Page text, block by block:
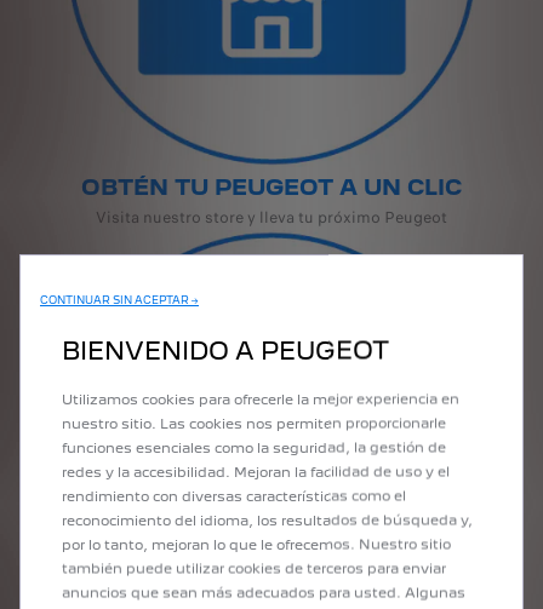
OBTÉN TU PEUGEOT A UN CLIC
Visita nuestro store y lleva tu próximo Peugeot
CONTINUAR SIN ACEPTAR →
BIENVENIDO A PEUGEOT
Utilizamos cookies para ofrecerle la mejor experiencia en
nuestro sitio. Las cookies nos permiten proporcionarle
funciones esenciales como la seguridad, la gestión de
redes y la accesibilidad. Mejoran la facilidad de uso y el
rendimiento con diversas características como el
reconocimiento del idioma, los resultados de búsqueda y,
por lo tanto, mejoran lo que le ofrecemos. Nuestro sitio
también puede utilizar cookies de terceros para enviar
anuncios que sean más adecuados para usted. Algunas